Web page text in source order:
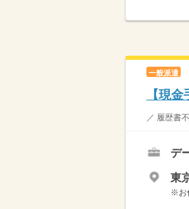
一般派遣
【現
／ 履歴書
デ
東
※お